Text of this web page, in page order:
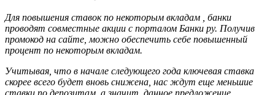
Для повышения ставок по некоторым вкладам , банки
проводят совместные акции с порталом Банки ру. Получив
промокод на сайте, можно обеспечить себе повышенный
процент по некоторым вкладам.
Учитывая, что в начале следующего года ключевая ставка
скорее всего будет вновь снижена, нас ждут еще меньшие
ставки по депозитам, а значит, данное предложение